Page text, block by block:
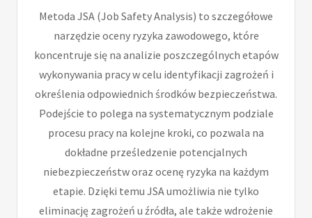
Metoda JSA (Job Safety Analysis) to szczegółowe
narzędzie oceny ryzyka zawodowego, które
koncentruje się na analizie poszczególnych etapów
wykonywania pracy w celu identyfikacji zagrożeń i
określenia odpowiednich środków bezpieczeństwa.
Podejście to polega na systematycznym podziale
procesu pracy na kolejne kroki, co pozwala na
dokładne prześledzenie potencjalnych
niebezpieczeństw oraz ocenę ryzyka na każdym
etapie. Dzięki temu JSA umożliwia nie tylko
eliminację zagrożeń u źródła, ale także wdrożenie